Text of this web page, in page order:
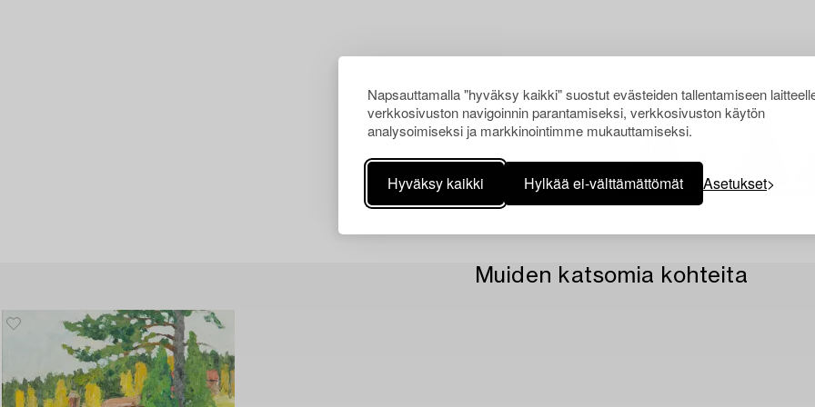
Napsauttamalla "hyväksy kaikki" suostut evästeiden tallentamiseen
verkkosivuston navigoinnin parantamiseksi, verkkosivuston käytön
analysoimiseksi ja markkinointimme mukauttamiseksi.
Hyväksy kaikki Hylkää ei-välttämättömät Asetukset
Muiden katsomia kohteita